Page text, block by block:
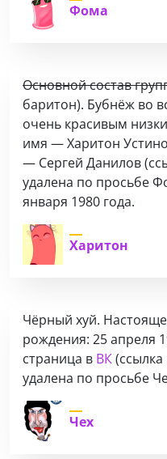
Фома
Основной состав
баритон). Бубнёж во
очень красивым
имя — Харитон
— Сергей Данилов
удалена по просьбе
января 1980 года.
Харитон
Чёрный хуй.
рождения: 25 апреля
страница в ВК
удалена по просьбе
Чех